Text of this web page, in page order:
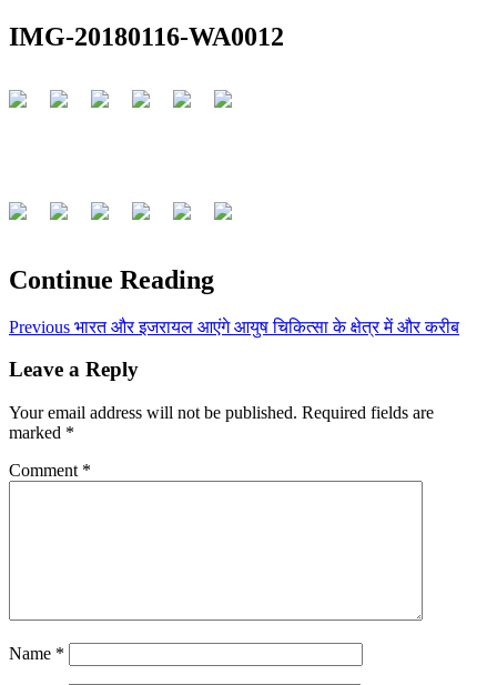
IMG-20180116-WA0012
Continue Reading
Previous भारत और इजरायल आएंगे आयुष चिकित्सा के क्षेत्र में और करीब
Leave a Reply
Your email address will not be published. Required fields are
marked *
Comment *
Name *